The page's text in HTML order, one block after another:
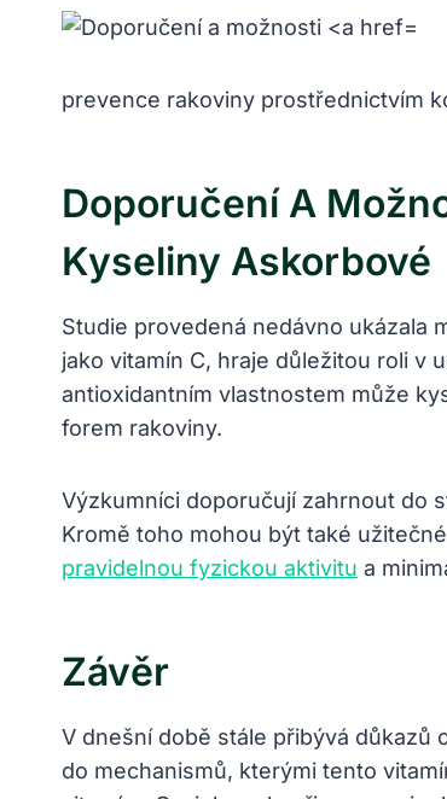
prevence rakoviny prostřednictvím
Doporučení A
Kyseliny Askorbové
Studie provedená nedávno ukázala
jako vitamín C, hraje důležitou roli v
antioxidantním vlastnostem může
forem rakoviny.
Výzkumníci doporučují zahrnout do
Kromě toho mohou být také
pravidelnou fyzickou aktivitu a
Závěr
V dnešní době stále přibývá důkazů
do mechanismů, kterými tento